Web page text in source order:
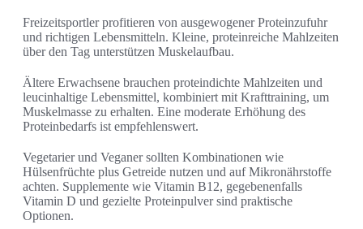
Freizeitsportler profitieren von ausgewogener Proteinzufuhr
und richtigen Lebensmitteln. Kleine, proteinreiche Mahlzeiten
über den Tag unterstützen Muskelaufbau.
Ältere Erwachsene brauchen proteindichte Mahlzeiten und
leucinhaltige Lebensmittel, kombiniert mit Krafttraining, um
Muskelmasse zu erhalten. Eine moderate Erhöhung des
Proteinbedarfs ist empfehlenswert.
Vegetarier und Veganer sollten Kombinationen wie
Hülsenfrüchte plus Getreide nutzen und auf Mikronährstoffe
achten. Supplemente wie Vitamin B12, gegebenenfalls
Vitamin D und gezielte Proteinpulver sind praktische
Optionen.